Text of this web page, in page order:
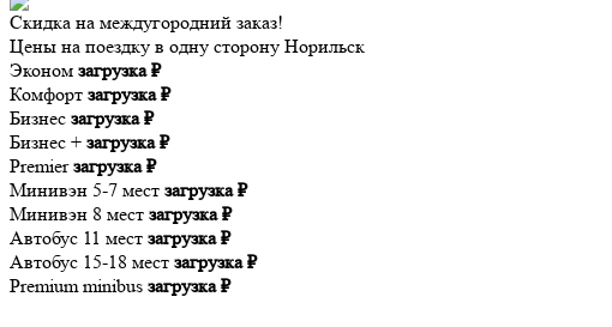
Скидка на междугородний заказ!
Цены на поездку в одну сторону Норильск
Эконом загрузка ₽
Комфорт загрузка ₽
Бизнес загрузка ₽
Бизнес + загрузка ₽
Premier загрузка ₽
Минивэн 5-7 мест загрузка ₽
Минивэн 8 мест загрузка ₽
Автобус 11 мест загрузка ₽
Автобус 15-18 мест загрузка ₽
Premium minibus загрузка ₽